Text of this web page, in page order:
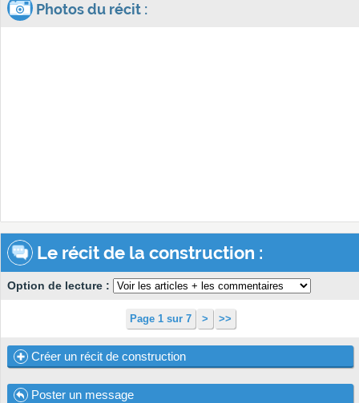
Photos du récit :
Le récit de la construction :
Option de lecture :
Page 1 sur 7 > >>
Créer un récit de construction
Poster un message